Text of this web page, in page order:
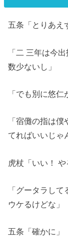
五条「とりあえ
「二 三年は今
数少ないし」
「でも別に悠仁
「宿儺の指は
てればいいじゃ
虎杖「いい！ や
「グータラし
ウケるけどな」
五条「確かに」